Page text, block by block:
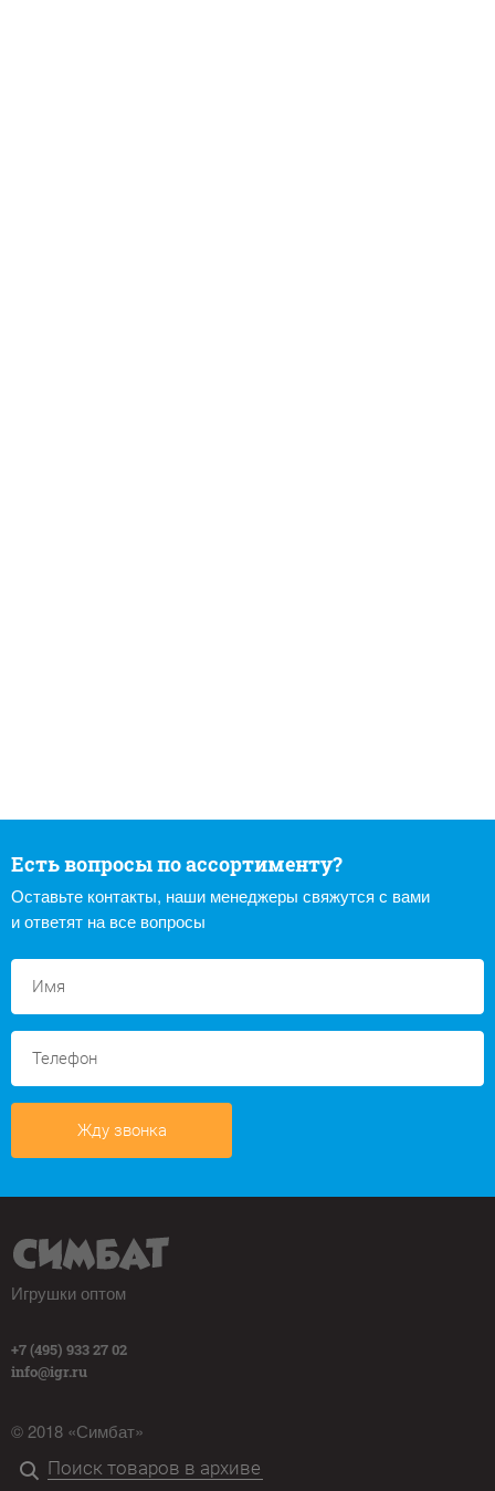
Есть вопросы по ассортименту?
Оставьте контакты, наши менеджеры свяжутся с вами
и ответят на все вопросы
Жду звонка
Игрушки оптом
+7 (495) 933 27 02
info@igr.ru
© 2018 «Симбат»